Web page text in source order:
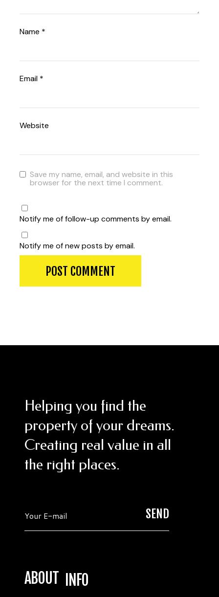
Name *
Email *
Website
Save my name, email, and website in this
browser for the next time I comment.
Notify me of follow-up comments by email.
Notify me of new posts by email.
POST COMMENT
Helping you find the
property of your dreams.
Creating real value in all
the right places.
ABOUT INFO